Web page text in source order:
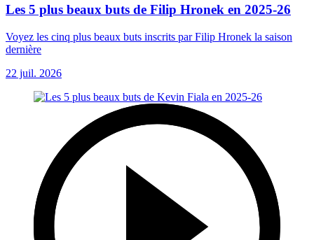
Les 5 plus beaux buts de Filip Hronek en 2025-26
Voyez les cinq plus beaux buts inscrits par Filip Hronek la saison
dernière
22 juil. 2026